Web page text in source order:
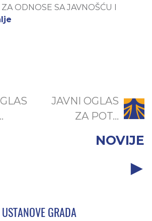
ODNOSE SA JAVNOŠĆU I
JAVNI OGLAS
ZA POT...
NOVIJE
USTANOVE GRADA